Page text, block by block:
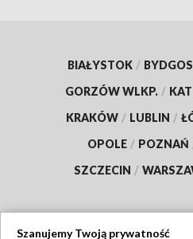
BIAŁYSTOK /
GORZÓW WLKP. /
KRAKÓW / LUBLIN /
OPOLE / POZNAŃ
SZCZECIN /
Szanujemy Twoją prywatność